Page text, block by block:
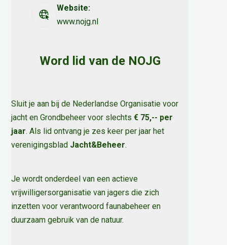
Website:
www.nojg.nl
Word lid van de NOJG
Sluit je aan bij de Nederlandse Organisatie voor
jacht en Grondbeheer voor slechts€ 75,-- per
jaar. Als lid ontvang je zes keer per jaar het
verenigingsblad Jacht&Beheer.
Je wordt onderdeel van een actieve
vrijwilligersorganisatie van jagers die zich
inzetten voor verantwoord faunabeheer en
duurzaam gebruik van de natuur.